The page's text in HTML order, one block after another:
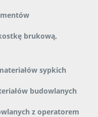
brukową,
sypkich
budowlanych
z operatorem